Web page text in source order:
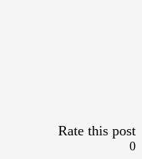
Rate this post
0